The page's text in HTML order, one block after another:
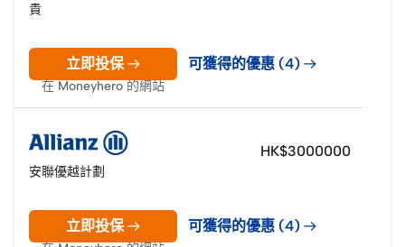
貴
可獲得的優惠 (4)
立即投保
在 Moneyhero 的網站
安聯優越計劃
HK$3000000
可獲得的優惠 (4)
立即投保